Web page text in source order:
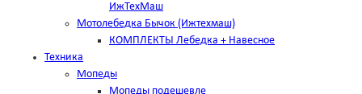
ИжТехМаш
Мотолебедка Бычок (Ижтехмаш)
КОМПЛЕКТЫ Лебедка + Навесное
Техника
Мопеды
Мопеды подешевле